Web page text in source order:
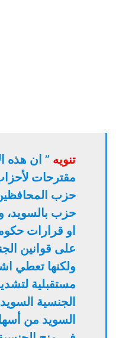
تنويه ” ان هذه
مقترحات
حزب
حزب بالسويد،
او قرارات
على قوانين
ولكنها تعطي
مستقبلية
الجنسية
السويد من